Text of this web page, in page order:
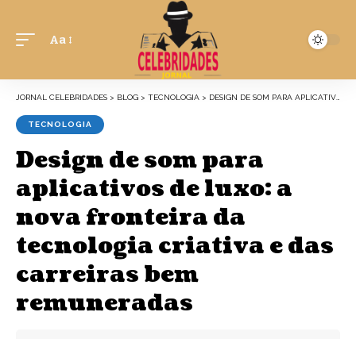
Aa
JORNAL CELEBRIDADES > BLOG > TECNOLOGIA > DESIGN DE SOM PARA APLICATIVOS DE LUXO: A NOVA FRONTEIRA DA TECNOLOGIA CRIATIVA E DAS CARREIRAS BEM REMUNERADAS
TECNOLOGIA
Design de som para
aplicativos de luxo: a
nova fronteira da
tecnologia criativa e das
carreiras bem
remuneradas